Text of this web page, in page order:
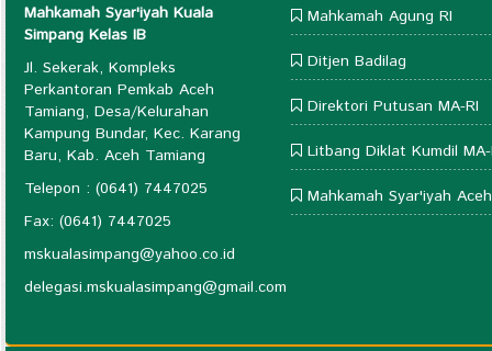
Mahkamah Syar'iyah Kuala
Simpang Kelas IB
Jl. Sekerak, Kompleks
Perkantoran Pemkab Aceh
Tamiang, Desa/Kelurahan
Kampung Bundar, Kec. Karang
Baru, Kab. Aceh Tamiang
Telepon : (0641) 7447025
Fax: (0641) 7447025
mskualasimpang@yahoo.co.id
delegasi.mskualasimpang@gmail.com
Mahkamah Agung RI
Ditjen Badilag
Direktori Putusan MA-RI
Litbang Diklat Kumdil MA-
Mahkamah Syar'iyah Aceh